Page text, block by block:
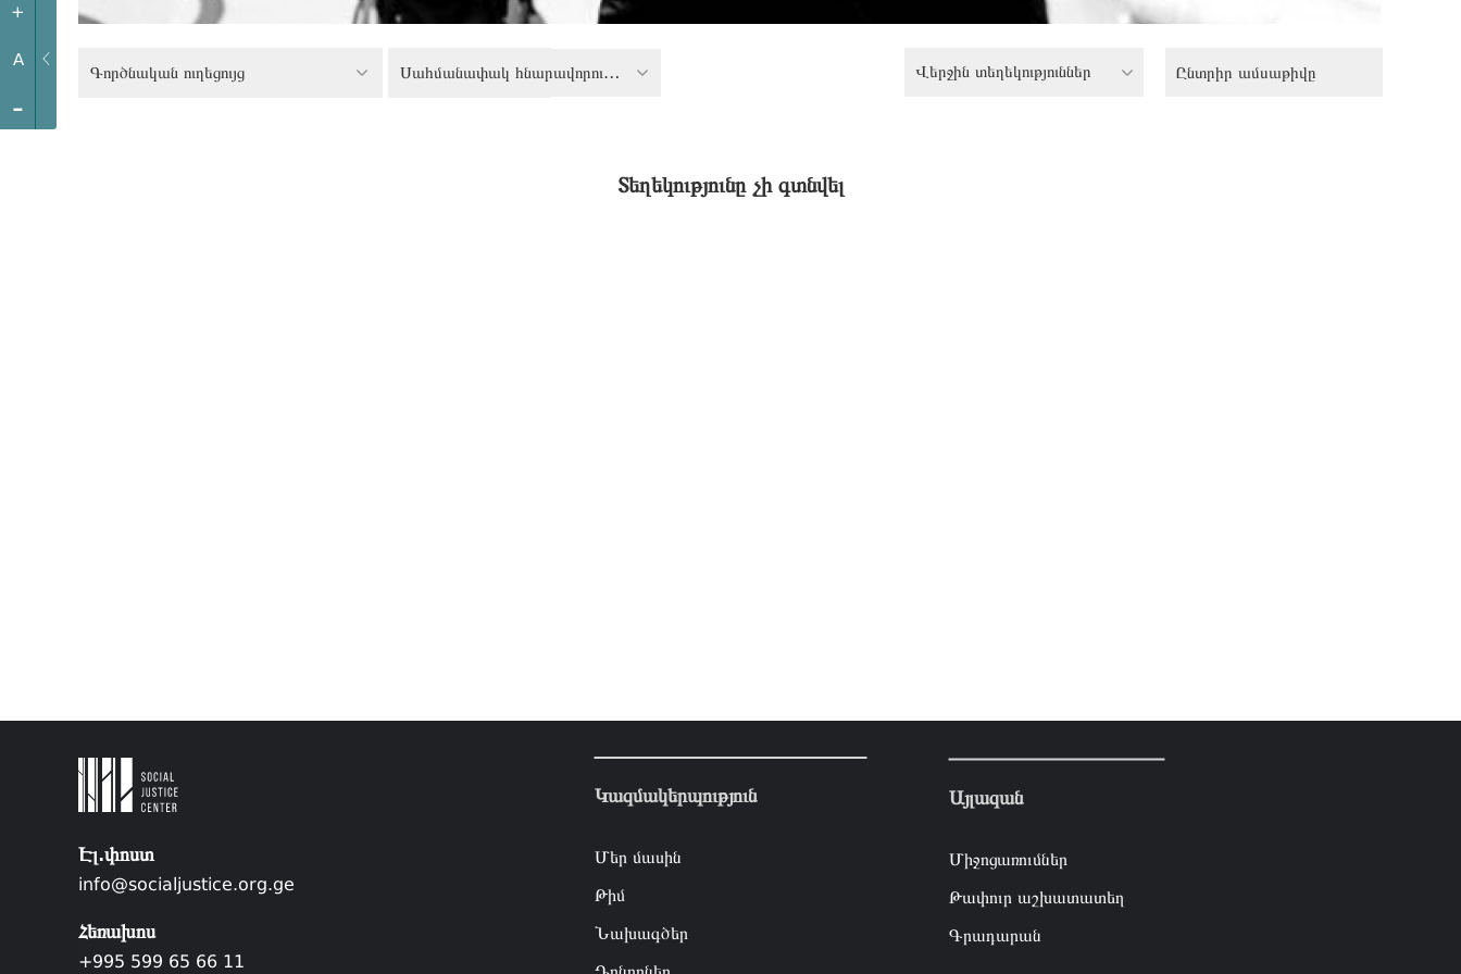
+
A
-
Գործնական ուղեցույց Սահմանափակ հնարավորություններ ունեցող անձանց իրավունքներ Վերջին տեղեկություններ
Տեղեկությունը չի գտնվել
Էլ.փոստ
info@socialjustice.org.ge
Հեռախոս
+995 599 65 66 11
Կազմակերպություն
Մեր մասին
Թիմ
Նախագծեր
Այլազան
Միջոցառումներ
Թափուր աշխատատեղ
Գրադարան